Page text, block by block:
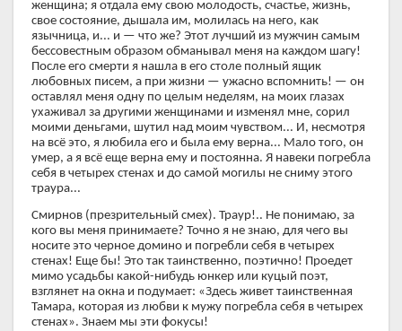
женщина; я отдала ему свою молодость, счастье, жизнь,
свое состояние, дышала им, молилась на него, как
язычница, и... и — что же? Этот лучший из мужчин самым
бессовестным образом обманывал меня на каждом шагу!
После его смерти я нашла в его столе полный ящик
любовных писем, а при жизни — ужасно вспомнить! — он
оставлял меня одну по целым неделям, на моих глазах
ухаживал за другими женщинами и изменял мне, сорил
моими деньгами, шутил над моим чувством... И, несмотря
на всё это, я любила его и была ему верна... Мало того, он
умер, а я всё еще верна ему и постоянна. Я навеки погребла
себя в четырех стенах и до самой могилы не сниму этого
траура...
Смирнов (презрительный смех). Траур!.. Не понимаю, за
кого вы меня принимаете? Точно я не знаю, для чего вы
носите это черное домино и погребли себя в четырех
стенах! Еще бы! Это так таинственно, поэтично! Проедет
мимо усадьбы какой-нибудь юнкер или куцый поэт,
взглянет на окна и подумает: «Здесь живет таинственная
Тамара, которая из любви к мужу погребла себя в четырех
стенах». Знаем мы эти фокусы!